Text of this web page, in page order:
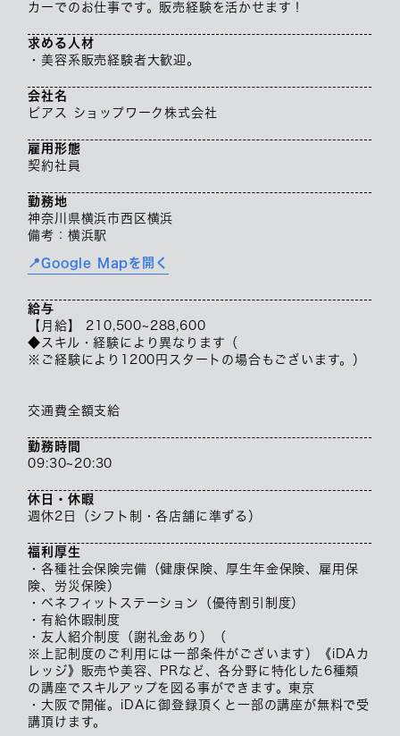
カーでのお仕事です。販売経験を活かせます！
求める人材
・美容系販売経験者大歓迎。
会社名
ピアス ショップワーク株式会社
雇用形態
契約社員
勤務地
神奈川県横浜市西区横浜
備考：横浜駅
📍Google Mapを開く
給与
【月給】 210,500~288,600
◆スキル・経験により異なります（
※ご経験により1200円スタートの場合もございます。）
交通費全額支給
勤務時間
09:30~20:30
休日・休暇
週休2日（シフト制・各店舗に準ずる）
福利厚生
・各種社会保険完備（健康保険、厚生年金保険、雇用保
険、労災保険）
・ベネフィットステーション（優待割引制度）
・有給休暇制度
・友人紹介制度（謝礼金あり）（
※上記制度のご利用には一部条件がございます）《iDAカ
レッジ》販売や美容、PRなど、各分野に特化した6種類
の講座でスキルアップを図る事ができます。東京
・大阪で開催。iDAに御登録頂くと一部の講座が無料で受
講頂けます。